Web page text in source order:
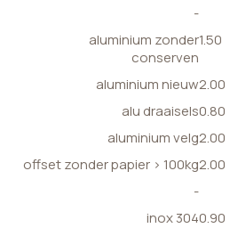
-
aluminium zonder
conserven
1.50
aluminium nieuw2.00
alu draaisels0.80
aluminium velg2.00
offset zonder papier > 100kg2.00
-
inox 3040.90